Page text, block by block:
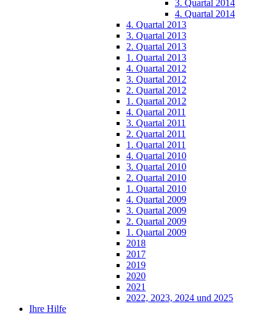
3. Quartal 2014
4. Quartal 2014
4. Quartal 2013
3. Quartal 2013
2. Quartal 2013
1. Quartal 2013
4. Quartal 2012
3. Quartal 2012
2. Quartal 2012
1. Quartal 2012
4. Quartal 2011
3. Quartal 2011
2. Quartal 2011
1. Quartal 2011
4. Quartal 2010
3. Quartal 2010
2. Quartal 2010
1. Quartal 2010
4. Quartal 2009
3. Quartal 2009
2. Quartal 2009
1. Quartal 2009
2018
2017
2019
2020
2021
2022, 2023, 2024 und 2025
Ihre Hilfe